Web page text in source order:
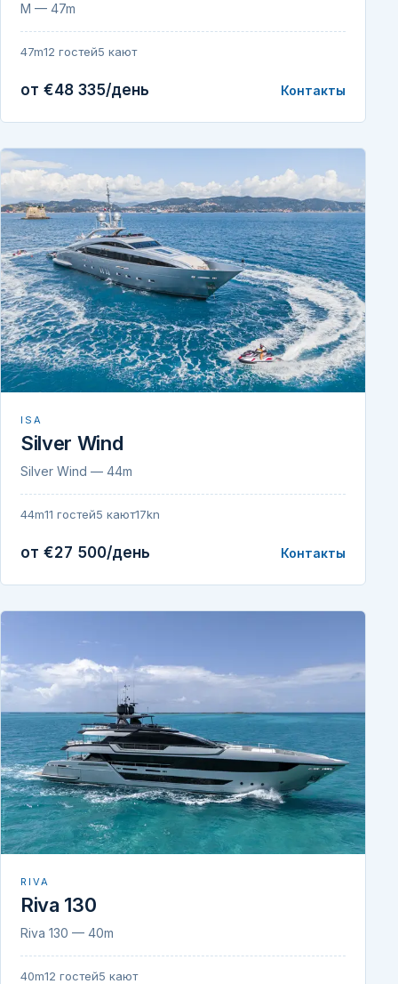
M — 47m
47m12 гостей5 кают
от €48 335/день Контакты
ISA
Silver Wind
Silver Wind — 44m
44m11 гостей5 кают17kn
от €27 500/день Контакты
RIVA
Riva 130
Riva 130 — 40m
40m12 гостей5 кают